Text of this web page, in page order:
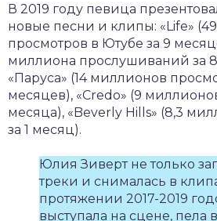
В 2019 году певица
новые песни и клипы: «Life»
просмотров в Ютубе за 9
миллиона прослушиваний за
«Паруса» (14 миллионов
месяцев), «Credo» (9
месяца), «Beverly Hills» (8,3
за 1 месяц).
Юлия Зиверт не только
треки и снималась в
протяжении 2017-2019
выступала на сцене, пела